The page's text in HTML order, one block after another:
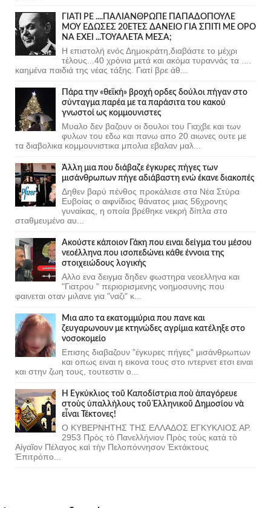
ΓΙΑΤΙ ΡΕ ....ΠΑΛΙΑΝΘΡΩΠΕ ΠΑΠΑΔΟΠΟΥΛΕ
ΜΟΥ ΕΔΩΣΕΣ 20ΕΤΕΣ ΔΑΝΕΙΟ ΓΙΑ ΣΠΙΤΙ ΜΕ ΟΡΟ
ΝΑ ΕΧΕΙ ...ΤΟΥΑΛΕΤΑ ΜΕΣΑ;
Η επιστολή ενός Δημοκράτη,διαβάστε το μέχρι
τέλους...40 χρόνια μετά και ακόμα τυραννάς τα ....
καημένα παιδιά της νέας τάξης. Γιατί βρε άθ...
Πάρα την «θεϊκή» βροχή ορδες δούλοι πήγαν στο
σύνταγμα παρέα με τα παράσιτα του κακού
γνωστοί ως κομμουνιστες
Μυαλο δεν βαζουν οι δουλοι του Γιαχβε και των
φυλων του εδω και πανω απο 20 αιωνες ουτε με
τα διαβολικα κομμουνιστικα μπολια εβαλαν μαλ...
Άλλη μια που διάβαζε έγκυρες πήγες των
μισάνθρωπων πήγε αδιάβαστη ενώ έκανε διακοπές
Δηθεν βαρύ πένθος προκάλεσε στα Νέα Στύρα
Ευβοίας ο αιφνίδιος θάνατος μιας 56χρονης
γυναίκας, η οποία βρέθηκε νεκρή δίπλα στο
σταθμευμένο αυ...
Ακούστε κάποιον Γάκη που ειναι δείγμα του μέσου
νεοέλληνα που ισοπεδώνει κάθε έννοια της
στοιχειώδους λογικής
Αλλο ενα δειγμα δηδεν φωστηρα νεοελληνα και
"Γιατρου " περιορισμενης νοημοσυνης που
φαινεται οταν μιλανε για "ναζι" κ...
Μια απο τα εκατομμύρια που πανε και
ζευγαρωνουν με κτηνώδες αγρίμια κατέληξε στο
νοσοκομείο
Επισης διαβαζουν "έγκυρες πήγες" μισάνθρωπων
και οπως ειναι η εικονα τους στο ιντερνετ ετσι ειναι
και στην ζωη τους, τουτεστιν ο...
Ἡ Ἐγκύκλιος τοῦ Καποδίστρια ποὺ ἀπαγόρευε
στοὺς ὑπαλλήλους τοῦ Ἑλληνικοῦ Δημοσίου νὰ
εἶναι Τέκτονες!
Ο ΚΥΒΕΡΝΗΤΗΣ ΤΗΣ ΕΛΛΑΔΟΣ ΕΓΚΥΚΛΙΟΣ ΑΡ.
2953 Πρὸς τὸ Πανελλήνιον Πρὸς τοὺς κατὰ τὸ
Αἰγαῖον Πέλαγος καὶ τὴν Πελοπόννησον Ἐκτάκτους
Ἐπιτρόπο...